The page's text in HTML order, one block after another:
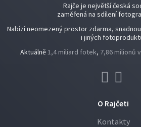
Rajče je největší česká
zaměřená na sdílení
Nabízí neomezený prostor zdarma,
i jiných
Aktuálně1,4 miliard fotek, 7,86 milionů
O Rajčeti
Kontakty